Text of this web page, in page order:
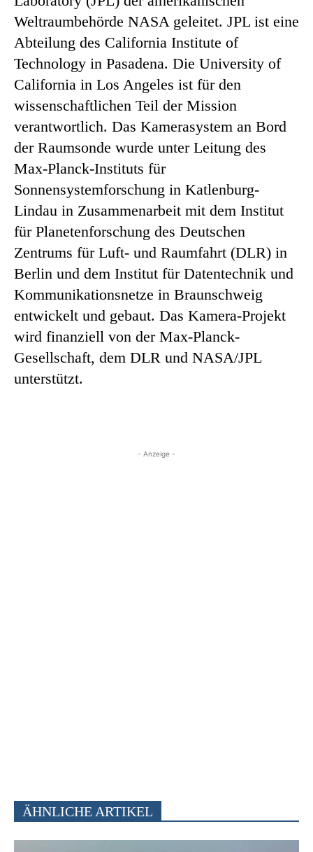
Weltraumbehörde NASA geleitet. JPL ist eine
Abteilung des California Institute of
Technology in Pasadena. Die University of
California in Los Angeles ist für den
wissenschaftlichen Teil der Mission
verantwortlich. Das Kamerasystem an Bord
der Raumsonde wurde unter Leitung des
Max-Planck-Instituts für
Sonnensystemforschung in Katlenburg-
Lindau in Zusammenarbeit mit dem Institut
für Planetenforschung des Deutschen
Zentrums für Luft- und Raumfahrt (DLR) in
Berlin und dem Institut für Datentechnik und
Kommunikationsnetze in Braunschweig
entwickelt und gebaut. Das Kamera-Projekt
wird finanziell von der Max-Planck-
Gesellschaft, dem DLR und NASA/JPL
unterstützt.
- Anzeige -
ÄHNLICHE ARTIKEL